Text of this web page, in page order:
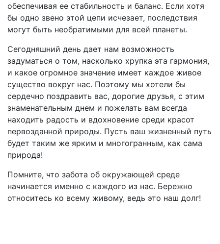
обеспечивая ее стабильность и баланс. Если хотя
бы одно звено этой цепи исчезает, последствия
могут быть необратимыми для всей планеты.
Сегодняшний день дает нам возможность
задуматься о том, насколько хрупка эта гармония,
и какое огромное значение имеет каждое живое
существо вокруг нас. Поэтому мы хотели бы
сердечно поздравить вас, дорогие друзья, с этим
знаменательным днем и пожелать вам всегда
находить радость и вдохновение среди красот
первозданной природы. Пусть ваш жизненный путь
будет таким же ярким и многогранным, как сама
природа!
Помните, что забота об окружающей среде
начинается именно с каждого из нас. Бережно
относитесь ко всему живому, ведь это наш долг!